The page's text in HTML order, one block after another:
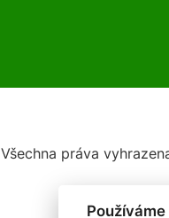
Všechna práva